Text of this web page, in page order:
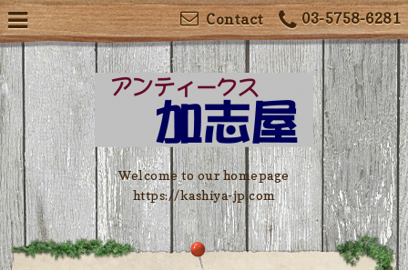
03-5758-6281
Contact
Welcome to our homepage
https://kashiya-jp.com